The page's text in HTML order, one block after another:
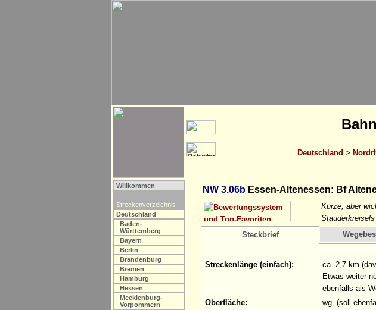
Deutschland >
Willkommen
Streckenverzeichnis
Deutschland
Baden-
Württemberg
Bayern
Berlin
Brandenburg
Bremen
Hamburg
Hessen
Mecklenburg-
Vorpommern
NW 3.06b Essen-Altenessen: Bf
Kurze, aber
Steckbrief
Streckenlänge (einfach):
ca. 2,7 km
Etwas weiter
ebenfalls als
Oberfläche:
wg. (soll